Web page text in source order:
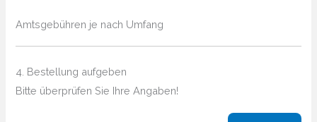
Amtsgebühren je nach Umfang
4. Bestellung aufgeben
Bitte überprüfen Sie Ihre Angaben!